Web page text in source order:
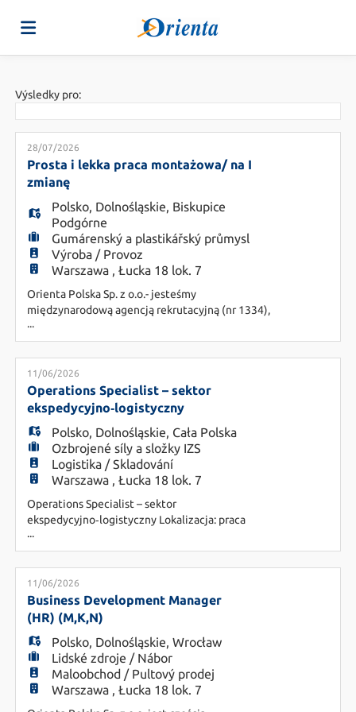
Seznam
pracovních
pozic
Nahrajte
svůj
životopis
Přihlásit
se
Jazyk
EN
FR
IT
DE
ES
CS
Výsledky pro:
28/07/2026
Prosta i lekka praca montażowa/ na I
zmianę
Polsko, Dolnośląskie, Biskupice
Podgórne
Gumárenský a plastikářský průmysl
Výroba / Provoz
Warszawa , Łucka 18 lok. 7
Orienta Polska Sp. z o.o.- jesteśmy
międzynarodową agencją rekrutacyjną (nr 1334),
wspierającą pracodawców w poszukiwaniu
najbardziej dopasowanych pracowników.
Posiadamy dwudziestoletnie doświadczenia na
włoskim rynku pracy, co pozycjonuje nas w
czołówce najważniejszych firm specjalizujących
się w zarządzaniu zasobami ludzkimi.
...
11/06/2026
Operations Specialist – sektor
ekspedycyjno‑logistyczny
Polsko, Dolnośląskie, Cała Polska
Ozbrojené síly a složky IZS
Logistika / Skladování
Warszawa , Łucka 18 lok. 7
Operations Specialist – sektor
ekspedycyjno‑logistyczny Lokalizacja: praca
mobilna (teren + biuro) Branża: operacje,
logistyka, ekspedycja O stanowisku Dla naszego
Klienta z branży ekspedycyjno‑logistycznej
poszukujemy osoby na stanowisko Operations
Specialist. Rola obejmuje koordynację operacji w
terenie i biurze, nadzór nad realizacją
...
11/06/2026
Business Development Manager
(HR) (M,K,N)
Polsko, Dolnośląskie, Wrocław
Lidské zdroje / Nábor
Maloobchod / Pultový prodej
Warszawa , Łucka 18 lok. 7